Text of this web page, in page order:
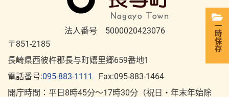
法人番号 5000020423076
〒851-2185
長崎県西彼杵郡長与町嬉里郷659番地1
電話番号:095-883-1111
Fax:095-883-1464
開庁時間：平⽇8時45分～17時30分（祝⽇・年末年始除
一時保存